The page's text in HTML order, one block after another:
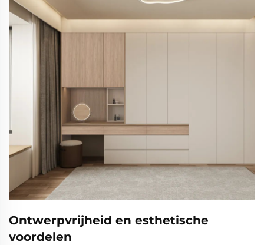
Ontwerpvrijheid en esthetische
voordelen